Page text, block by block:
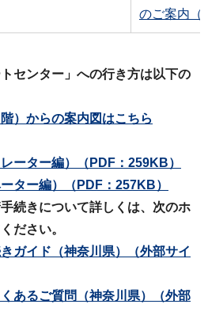
のご案内（
センター」への行き方は以下の
）からの案内図はこちら
ーター編）（PDF：259KB）
ター編）（PDF：257KB）
続きについて詳しくは、次のホ
ださい。
ガイド（神奈川県）
（外部サイ
あるご質問（神奈川県）
（外部